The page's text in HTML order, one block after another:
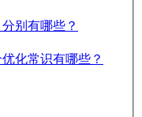
别有哪些？
化常识有哪些？